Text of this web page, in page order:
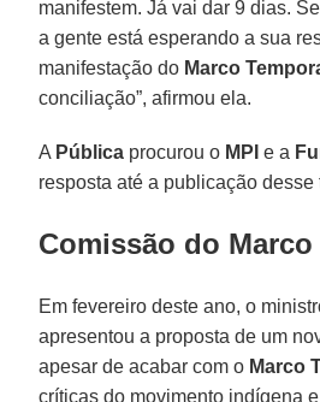
manifestem. Já vai dar 9 dias.
a gente está esperando a sua
manifestação do Marco
conciliação”, afirmou ela.
A Pública procurou o MPI e a
resposta até a publicação desse
Comissão do Marco
Em fevereiro deste ano, o
apresentou a proposta de um
apesar de acabar com o Marco
críticas do movimento indígena